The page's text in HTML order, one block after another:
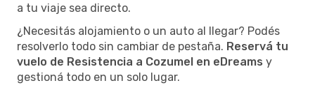
a tu viaje sea directo.
¿Necesitás alojamiento o un auto al llegar? Podés
resolverlo todo sin cambiar de pestaña. Reservá tu
vuelo de Resistencia a Cozumel en eDreams y
gestioná todo en un solo lugar.